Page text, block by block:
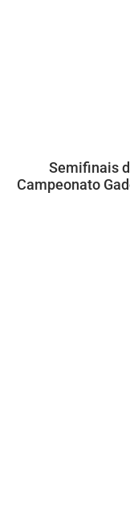
Semifinais
Campeonato